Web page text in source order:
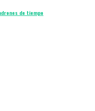
de tiempo